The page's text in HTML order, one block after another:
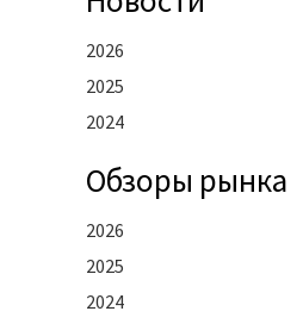
2026
2025
2024
Oбзоры рынка
2026
2025
2024